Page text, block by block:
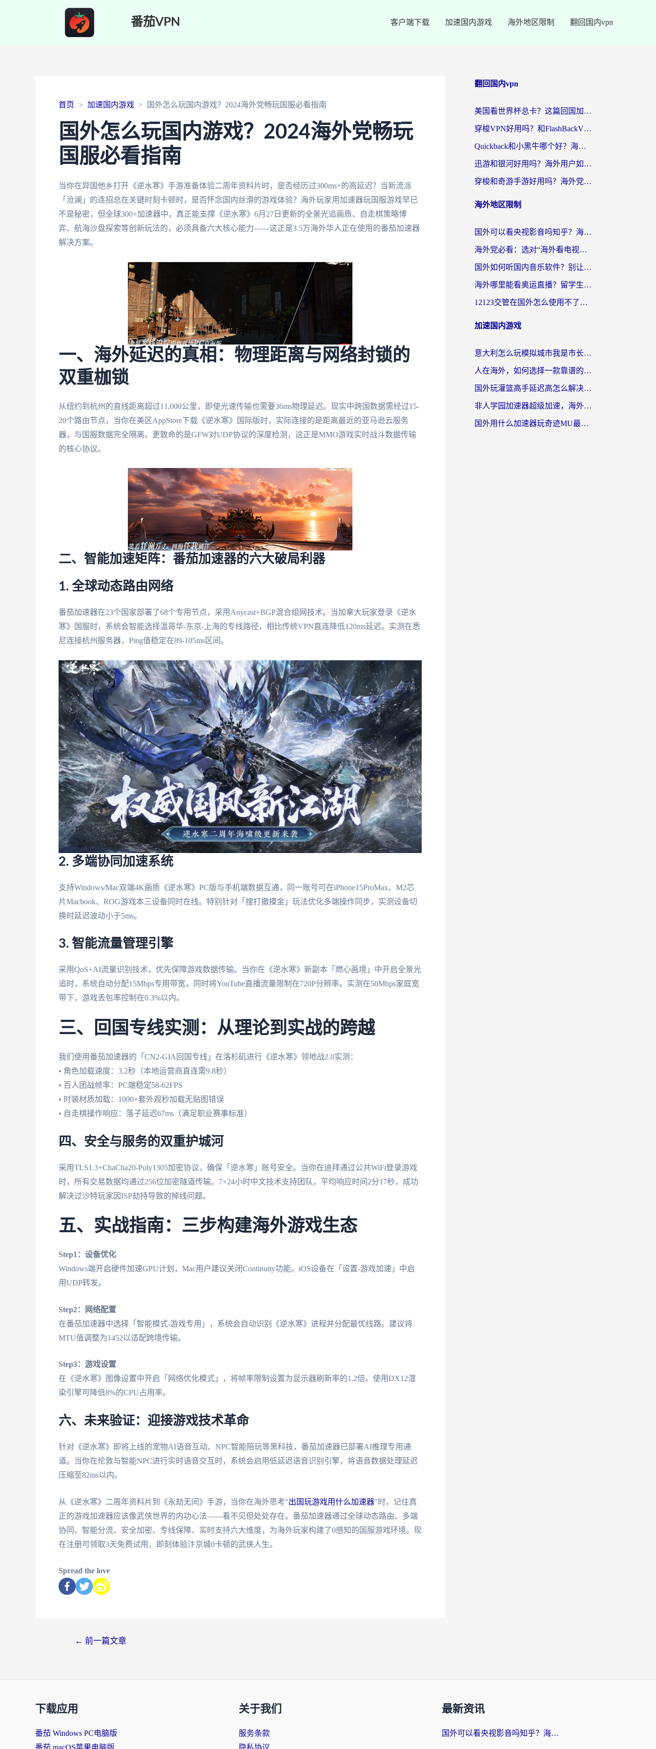
番茄VPN 客户端下载 加速国内游戏 海外地区限制 翻回国内vpn
首页 加速国内游戏 国外怎么玩国内游戏？2024海外党畅玩国服必看指南
国外怎么玩国内游戏？2024海外党畅玩
国服必看指南
当你在异国他乡打开《逆水寒》手游准备体验二周年资料片时，是否经历过300ms+的高延迟？当新流派
「沧澜」的连招总在关键时刻卡顿时，是否怀念国内丝滑的游戏体验？海外玩家用加速器玩国服游戏早已
不是秘密，但全球300+加速器中，真正能支撑《逆水寒》6月27日更新的全景光追画质、自走棋策略博
弈、航海沙盘探索等创新玩法的，必须具备六大核心能力——这正是3.5万海外华人正在使用的番茄加速器
解决方案。
一、海外延迟的真相：物理距离与网络封锁的
双重枷锁
从纽约到杭州的直线距离超过11,000公里，即使光速传输也需要36ms物理延迟。现实中跨国数据需经过15-
20个路由节点，当你在美区AppStore下载《逆水寒》国际版时，实际连接的是距离最近的亚马逊云服务
器，与国服数据完全隔离。更致命的是GFW对UDP协议的深度检测，这正是MMO游戏实时战斗数据传输
的核心协议。
二、智能加速矩阵：番茄加速器的六大破局利器
1. 全球动态路由网络
番茄加速器在23个国家部署了68个专用节点，采用Anycast+BGP混合组网技术。当加拿大玩家登录《逆水
寒》国服时，系统会智能选择温哥华-东京-上海的专线路径，相比传统VPN直连降低120ms延迟。实测在悉
尼连接杭州服务器，Ping值稳定在89-105ms区间。
2. 多端协同加速系统
支持Windows/Mac双端4K画质《逆水寒》PC版与手机端数据互通，同一账号可在iPhone15ProMax、M2芯
片Macbook、ROG游戏本三设备同时在线。特别针对「搜打撤摸金」玩法优化多端操作同步，实测设备切
换时延迟波动小于5ms。
3. 智能流量管理引擎
采用QoS+AI流量识别技术，优先保障游戏数据传输。当你在《逆水寒》新副本「燃心画境」中开启全景光
追时，系统自动分配15Mbps专用带宽，同时将YouTube直播流量限制在720P分辨率。实测在50Mbps家庭宽
带下，游戏丢包率控制在0.3%以内。
三、回国专线实测：从理论到实战的跨越
我们使用番茄加速器的「CN2-GIA回国专线」在洛杉矶进行《逆水寒》领地战2.0实测：
• 角色加载速度：3.2秒（本地运营商直连需9.8秒）
• 百人团战帧率：PC端稳定58-62FPS
• 时装材质加载：1000+套外观秒加载无贴图错误
• 自走棋操作响应：落子延迟67ms（满足职业赛事标准）
四、安全与服务的双重护城河
采用TLS1.3+ChaCha20-Poly1305加密协议，确保「逆水寒」账号安全。当你在迪拜通过公共WiFi登录游戏
时，所有交易数据均通过256位加密隧道传输。7×24小时中文技术支持团队，平均响应时间2分17秒，成功
解决过沙特玩家因ISP劫持导致的掉线问题。
五、实战指南：三步构建海外游戏生态
Step1：设备优化
Windows端开启硬件加速GPU计划，Mac用户建议关闭Continuity功能。iOS设备在「设置-游戏加速」中启
用UDP转发。
Step2：网络配置
在番茄加速器中选择「智能模式-游戏专用」，系统会自动识别《逆水寒》进程并分配最优线路。建议将
MTU值调整为1452以适配跨境传输。
Step3：游戏设置
在《逆水寒》图像设置中开启「网络优化模式」，将帧率限制设置为显示器刷新率的1.2倍。使用DX12渲
染引擎可降低8%的CPU占用率。
六、未来验证：迎接游戏技术革命
针对《逆水寒》即将上线的宠物AI语音互动、NPC智能陪玩等黑科技，番茄加速器已部署AI推理专用通
道。当你在伦敦与智能NPC进行实时语音交互时，系统会启用低延迟语音识别引擎，将语音数据处理延迟
压缩至82ms以内。
从《逆水寒》二周年资料片到《永劫无间》手游，当你在海外思考"出国玩游戏用什么加速器"时，记住真
正的游戏加速器应该像武侠世界的内功心法——看不见但处处存在。番茄加速器通过全球动态路由、多端
协同、智能分流、安全加密、专线保障、实时支持六大维度，为海外玩家构建了0感知的国服游戏环境。现
在注册可领取3天免费试用，即刻体验汴京城0卡顿的武侠人生。
Spread the love
← 前一篇文章
翻回国内vpn
美国看世界杯总卡？这篇回国加速器指南帮你无缝刷国内资源（附苹果手机VPN设置步骤）
穿梭VPN好用吗？和FlashBackVPN对比哪个回国效果更好？
Quickback和小黑牛哪个好？海外党亲测指南，选对回国加速器秒回国内
迅游和银河好用吗？海外用户如何选择回国加速器实现无缝访问国内资源
穿梭和奇游手游好用吗？海外党亲测3款回国加速器，附蜜蜂加速器七天试用攻略
海外地区限制
国外可以看央视影音吗知乎？海外党亲测有效的回国加速方案
海外党必看：选对“海外看电视剧软件”，再也不用愁国内剧刷不了
国外如何听国内音乐软件？别让地域限制，断了你的中文歌单
海外哪里能看奥运直播？留学生&海外华人必看的体育赛事观赛终极指南
12123交管在国外怎么使用不了？海外华人必看的无缝访问国内资源指南
加速国内游戏
意大利怎么玩模拟城市我是市长？海外党国服游戏加速终极攻略（附三国3量子特攻解决办法）
人在海外，如何选择一款靠谱的玩剑灵2加速器？
国外玩灌篮高手延迟高怎么解决？海外玩家国服游戏加速终极指南
非人学园加速器超级加速，海外玩家重返国服的通行证
国外用什么加速器玩奇迹MU最好？2026海外玩家国服游戏加速全攻略
下载应用
番茄 Windows PC电脑版
关于我们
服务条款
最新资讯
国外可以看央视影音吗知乎？海外党亲测有效的回国加速方案